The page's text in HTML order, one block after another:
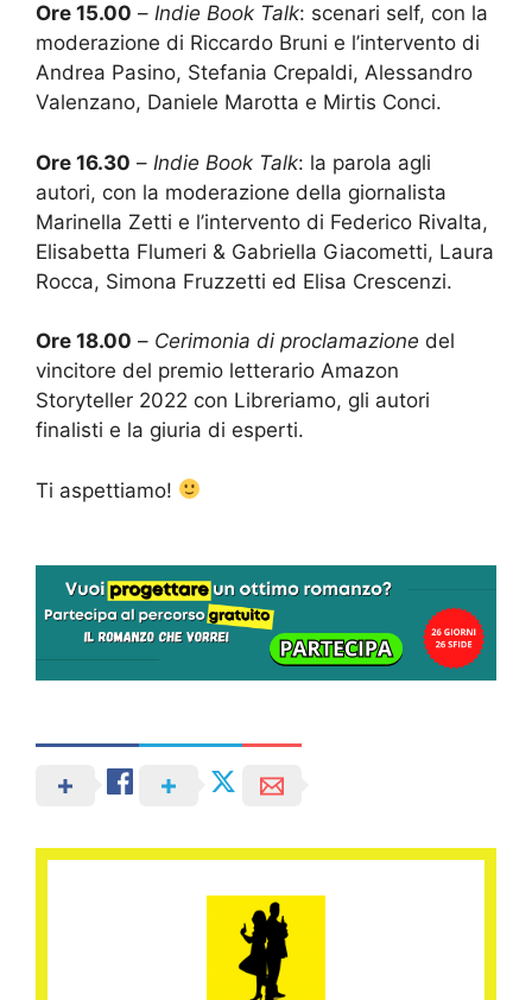
Ore 15.00 – Indie Book Talk: scenari self, con la
moderazione di Riccardo Bruni e l’intervento di
Andrea Pasino, Stefania Crepaldi, Alessandro
Valenzano, Daniele Marotta e Mirtis Conci.
Ore 16.30 – Indie Book Talk: la parola agli
autori, con la moderazione della giornalista
Marinella Zetti e l’intervento di Federico Rivalta,
Elisabetta Flumeri & Gabriella Giacometti, Laura
Rocca, Simona Fruzzetti ed Elisa Crescenzi.
Ore 18.00 – Cerimonia di proclamazione del
vincitore del premio letterario Amazon
Storyteller 2022 con Libreriamo, gli autori
finalisti e la giuria di esperti.
Ti aspettiamo!